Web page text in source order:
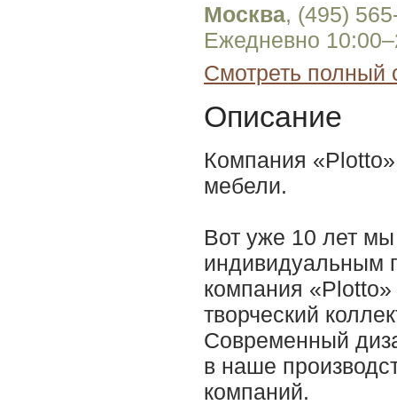
Москва, (495)
Ежедневно
Смотреть полный
Описание
Компания
мебели.
Вот уже 10 лет
индивидуальным
компания
творческий
Современный
в наше
компаний.